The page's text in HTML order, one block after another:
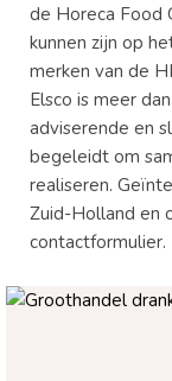
de Horeca Food
kunnen zijn op
merken van de
Elsco is meer
adviserende en
begeleidt om
realiseren.
Zuid-Holland en
contactformulier.